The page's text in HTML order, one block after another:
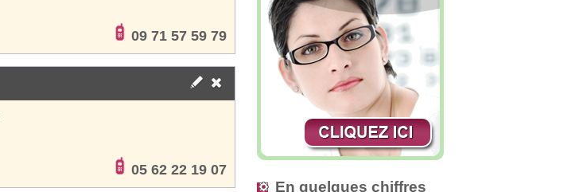
09 71 57 59 79
05 62 22 19 07
En quelques chiffres